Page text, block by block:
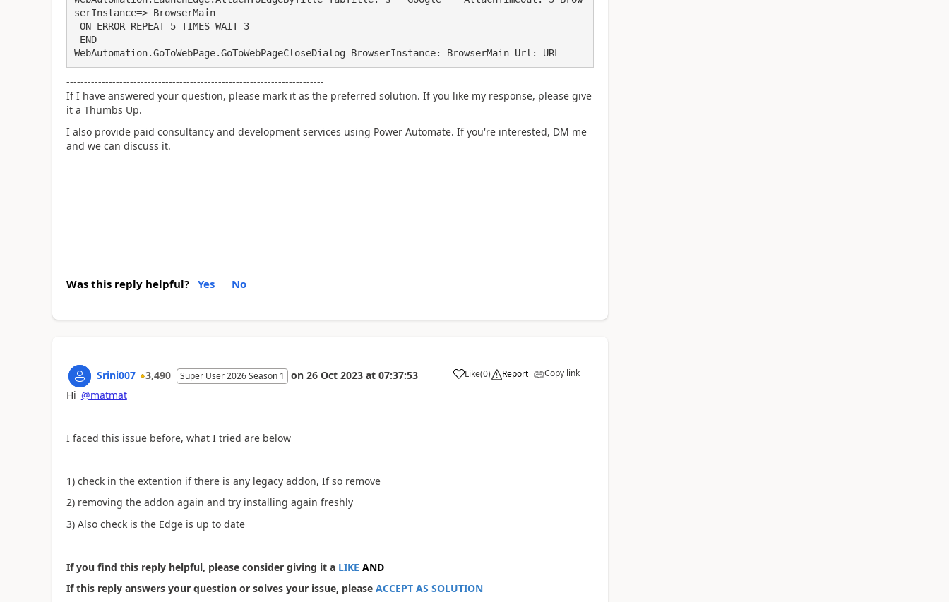
serInstance=> BrowserMain
-------------------------------------------------------------------------
If I have answered your question, please mark it as the preferred solution. If you like my response, please give
it a Thumbs Up.
I also provide paid consultancy and development services using Power Automate. If you're interested, DM me
and we can discuss it.
Was this reply helpful? Yes No
Srini007 3,490 Super User 2026 Season 1 on 26 Oct 2023 at 07:37:53 Like
a (0) Report Copy link
Hi @matmat
I faced this issue before, what I tried are below
1) check in the extention if there is any legacy addon, If so remove
2) removing the addon again and try installing again freshly
3) Also check is the Edge is up to date
If you find this reply helpful, please consider giving it a LIKE AND
If this reply answers your question or solves your issue, please ACCEPT AS SOLUTION